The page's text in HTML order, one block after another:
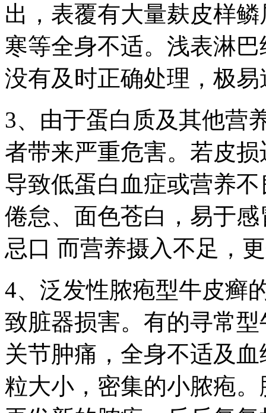
出，表覆有大量麸皮样
寒等全身不适。浅表淋
没有及时正确处理，极
3、由于蛋白质及其他营
者带来严重危害。若皮
导致低蛋白血症或营养
倦怠、面色苍白，易于
忌口 而营养摄入不足，
4、泛发性脓疱型牛皮癣
致脏器损害。有的寻常
关节肿痛，全身不适及
粒大小，密集的小脓疱